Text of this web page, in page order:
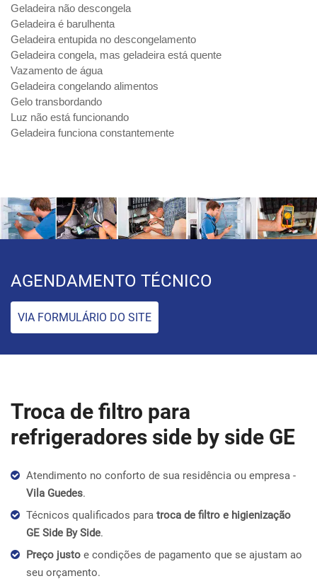
Geladeira não descongela
Geladeira é barulhenta
Geladeira entupida no descongelamento
Geladeira congela, mas geladeira está quente
Vazamento de água
Geladeira congelando alimentos
Gelo transbordando
Luz não está funcionando
Geladeira funciona constantemente
AGENDAMENTO TÉCNICO
VIA FORMULÁRIO DO SITE
Troca de filtro para
refrigeradores side by side GE
Atendimento no conforto de sua residência ou empresa -
Vila Guedes.
Técnicos qualificados para troca de filtro e higienização
GE Side By Side.
Preço justo e condições de pagamento que se ajustam ao
seu orçamento.